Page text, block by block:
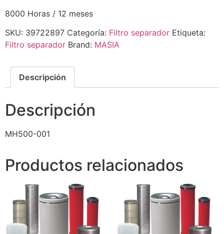
8000 Horas / 12 meses
SKU: 39722897 Categoría: Filtro separador Etiqueta:
Filtro separador Brand: MASIA
Descripción
Descripción
MH500-001
Productos relacionados